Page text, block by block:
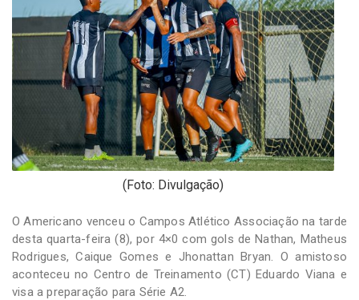
por
Hesea
Tecnologia
Sistemas
(Foto: Divulgação)
O Americano venceu o Campos Atlético Associação na tarde
desta quarta-feira (8), por 4×0 com gols de Nathan, Matheus
Rodrigues, Caique Gomes e Jhonattan Bryan. O amistoso
aconteceu no Centro de Treinamento (CT) Eduardo Viana e
visa a preparação para Série A2.